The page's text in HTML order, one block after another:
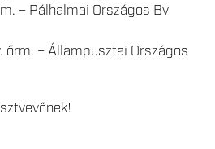
– Pálhalmai Országos Bv
őrm. – Állampusztai Országos